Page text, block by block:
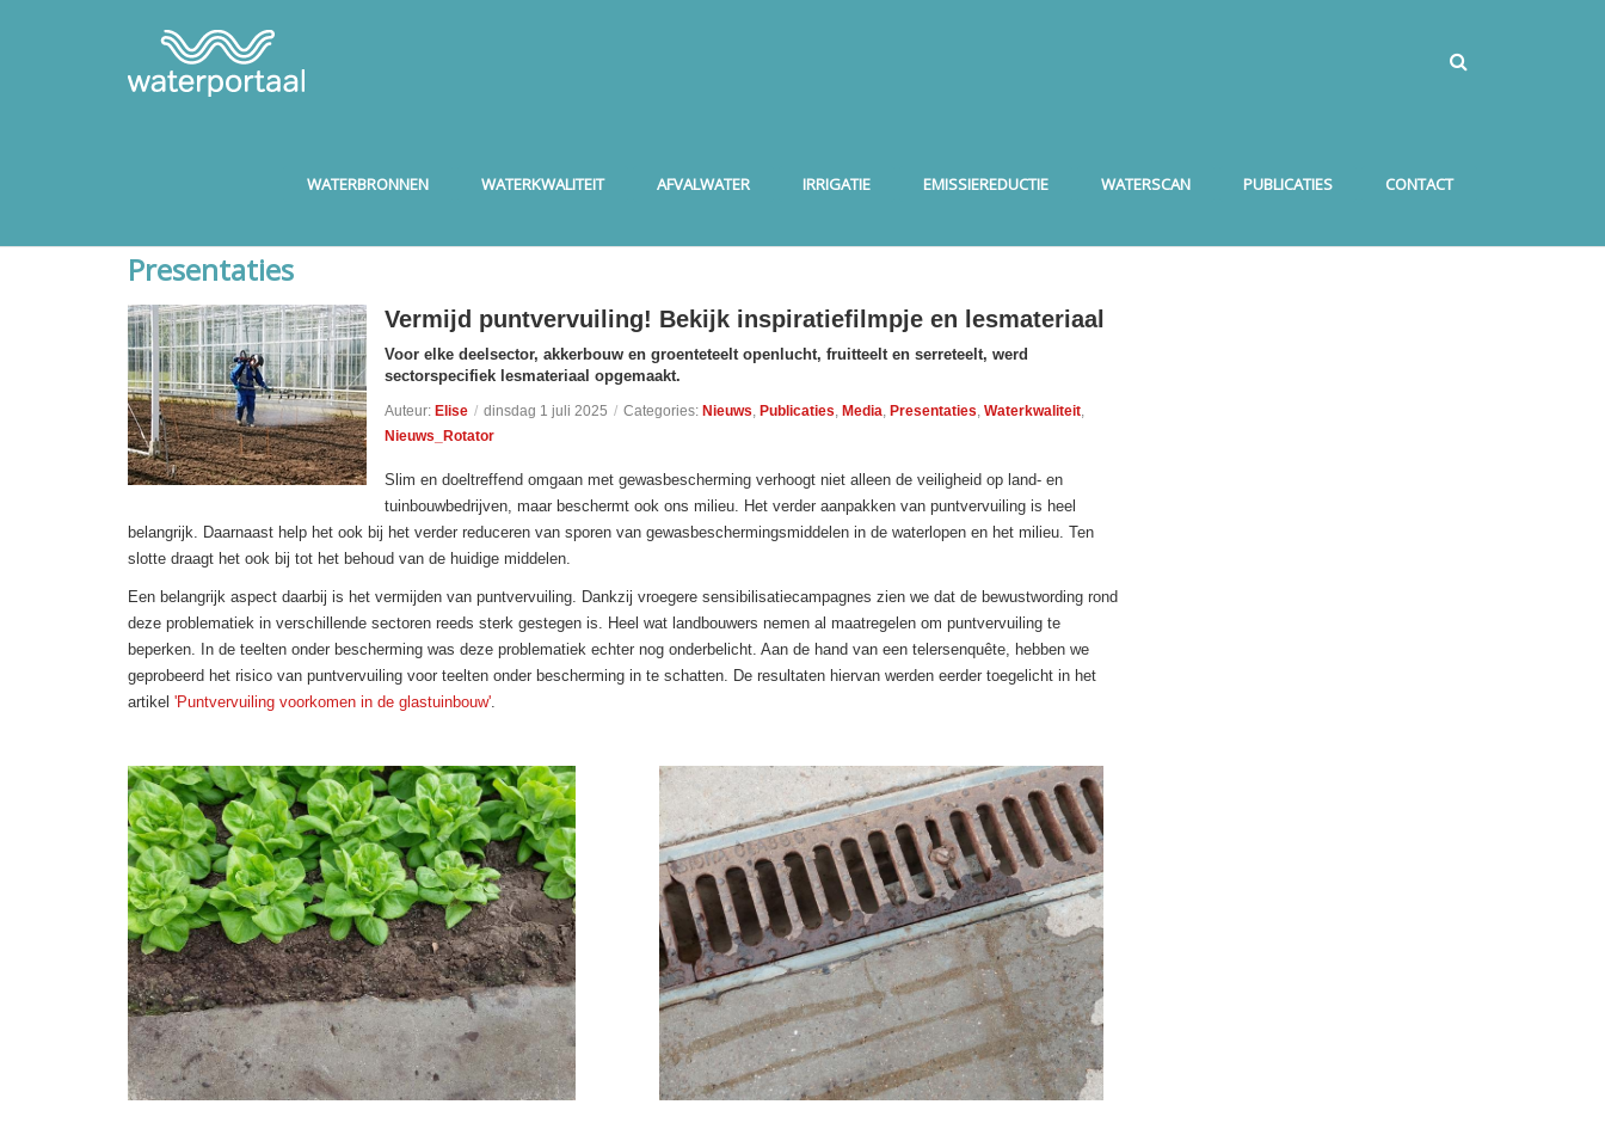
WATERBRONNEN WATERKWALITEIT AFVALWATER IRRIGATIE EMISSIEREDUCTIE WATERSCAN PUBLICATIES CONTACT
Presentaties
Vermijd puntvervuiling! Bekijk inspiratiefilmpje en lesmateriaal
Voor elke deelsector, akkerbouw en groenteteelt openlucht, fruitteelt en serreteelt, werd
sectorspecifiek lesmateriaal opgemaakt.
Auteur: Elise / dinsdag 1 juli 2025 / Categories: Nieuws, Publicaties, Media, Presentaties, Waterkwaliteit,
Nieuws_Rotator
Slim en doeltreffend omgaan met gewasbescherming verhoogt niet alleen de veiligheid op land- en
tuinbouwbedrijven, maar beschermt ook ons milieu. Het verder aanpakken van puntvervuiling is heel
belangrijk. Daarnaast help het ook bij het verder reduceren van sporen van gewasbeschermingsmiddelen in de waterlopen en het milieu. Ten
slotte draagt het ook bij tot het behoud van de huidige middelen.
Een belangrijk aspect daarbij is het vermijden van puntvervuiling. Dankzij vroegere sensibilisatiecampagnes zien we dat de bewustwording rond
deze problematiek in verschillende sectoren reeds sterk gestegen is. Heel wat landbouwers nemen al maatregelen om puntvervuiling te
beperken. In de teelten onder bescherming was deze problematiek echter nog onderbelicht. Aan de hand van een telersenquête, hebben we
geprobeerd het risico van puntvervuiling voor teelten onder bescherming in te schatten. De resultaten hiervan werden eerder toegelicht in het
artikel 'Puntvervuiling voorkomen in de glastuinbouw'.